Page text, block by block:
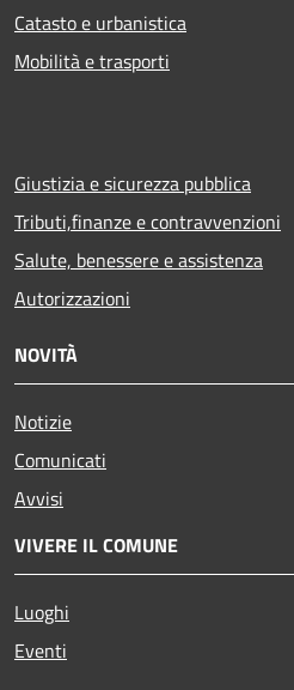
Catasto e urbanistica
Mobilità e trasporti
Giustizia e sicurezza pubblica
Tributi,finanze e contravvenzioni
Salute, benessere e assistenza
Autorizzazioni
NOVITÀ
Notizie
Comunicati
Avvisi
VIVERE IL COMUNE
Luoghi
Eventi